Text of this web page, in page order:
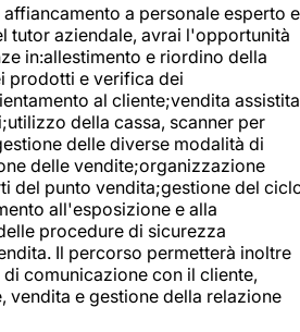
a personale esperto e
tutor aziendale, avrai l'opportunità
in:allestimento e riordino della
prodotti e verifica dei
al cliente;vendita assistita
della cassa, scanner per
delle diverse modalità di
delle vendite;organizzazione
del punto vendita;gestione del
all'esposizione e alla
procedure di sicurezza
Il percorso permetterà inoltre
comunicazione con il cliente,
vendita e gestione della relazione